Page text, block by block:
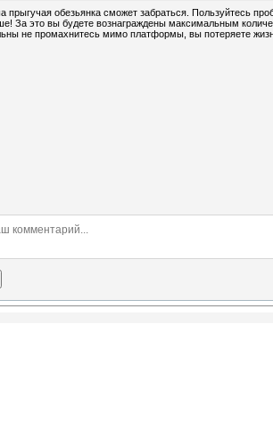
прыгучая обезьянка сможет забраться. Пользуйтесь
За это вы будете вознаграждены максимальным
не промахнитесь мимо платформы, вы потеряете